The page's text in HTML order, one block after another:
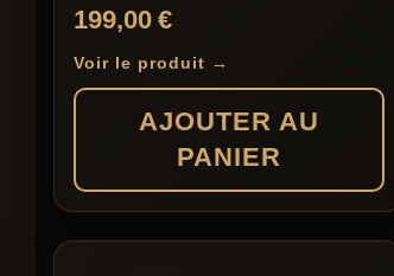
Note
4.00
sur 5
199,00€
Voir le produit →
AJOUTER AU
PANIER